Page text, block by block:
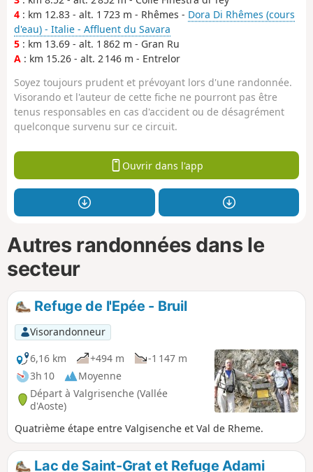
4 : km 12.83 - alt. 1 723 m - Rhêmes - Dora Di Rhêmes (cours
d'eau) - Italie - Affluent du Savara
5 : km 13.69 - alt. 1 862 m - Gran Ru
A : km 15.26 - alt. 2 146 m - Entrelor
Soyez toujours prudent et prévoyant lors d'une randonnée.
Visorando et l'auteur de cette fiche ne pourront pas être
tenus responsables en cas d'accident ou de désagrément
quelconque survenu sur ce circuit.
Ouvrir dans l'app
Autres randonnées dans le
secteur
Refuge de l'Epée - Bruil
Visorandonneur
6,16 km
+494 m
-1 147 m
3h 10
Moyenne
Départ à Valgrisenche (Vallée
d'Aoste)
Quatrième étape entre Valgisenche et Val de Rheme.
Lac de Saint-Grat et Refuge Adami